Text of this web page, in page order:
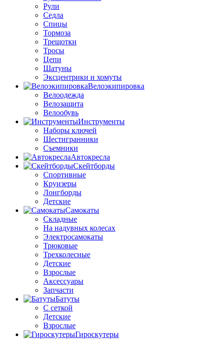
Рули
Седла
Спицы
Тормоза
Трещотки
Тросы
Цепи
Шатуны
Эксцентрики и хомуты
Велоэкипировка
Велоодежда
Велозащита
Велообувь
Инструменты
Наборы ключей
Шестигранники
Съемники
Автокресла
Скейтборды
Спортивные
Круизеры
Лонгборды
Детские
Самокаты
Складные
На надувных колесах
Электросамокаты
Трюковые
Трехколесные
Детские
Взрослые
Аксессуары
Запчасти
Батуты
С сеткой
Детские
Взрослые
Гироскутеры